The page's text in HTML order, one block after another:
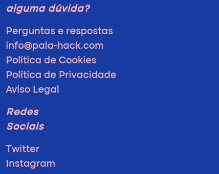
alguma dúvida?
Perguntas e respostas
info@pala-hack.com
Política de Cookies
Política de Privacidade
Aviso Legal
Redes
Sociais
Twitter
Instagram